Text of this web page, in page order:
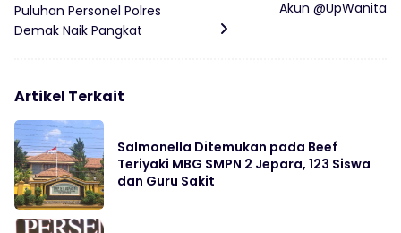
Puluhan Personel Polres
Demak Naik Pangkat
Akun @UpWanita
Artikel Terkait
Salmonella Ditemukan pada Beef
Teriyaki MBG SMPN 2 Jepara, 123 Siswa
dan Guru Sakit